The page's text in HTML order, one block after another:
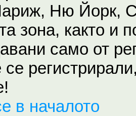
Ню Йорк,
зона, както и
само от
се
в началото